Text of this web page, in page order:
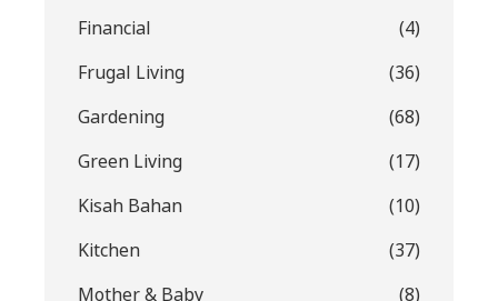
Financial
(4)
Frugal Living
(36)
Gardening
(68)
Green Living
(17)
Kisah Bahan
(10)
Kitchen
(37)
Mother & Baby
(8)